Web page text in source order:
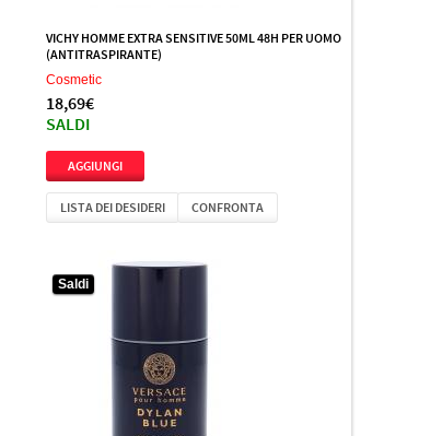
VICHY HOMME EXTRA SENSITIVE 50ML 48H PER UOMO
(ANTITRASPIRANTE)
Cosmetic
18,69€
SALDI
LISTA DEI DESIDERI CONFRONTA
Saldi